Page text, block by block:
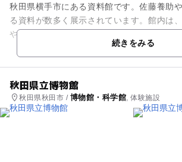
秋田県横手市にある資料館です。佐藤養助
る資料が数多く展示されています。館内は
やお休み処「蔵」、土産処など充実してお
と過ごすことができます。ま...続きをみる
秋田県立博物館
秋田県秋田市 / 博物館・科学館 , 体験施設